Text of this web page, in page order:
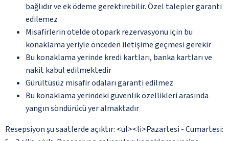
bağlıdır ve ek ödeme gerektirebilir. Özel talepler garanti
edilemez
Misafirlerin otelde otopark rezervasyonu için bu
konaklama yeriyle önceden iletişime geçmesi gerekir
Bu konaklama yerinde kredi kartları, banka kartları ve
nakit kabul edilmektedir
Gürültüsüz misafir odaları garanti edilmez
Bu konaklama yerindeki güvenlik özellikleri arasında
yangın söndürücü yer almaktadır
Resepsiyon şu saatlerde açıktır: <ul><li>Pazartesi - Cumartesi: